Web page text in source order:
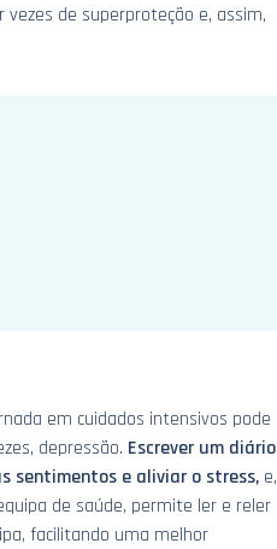
de superproteção e, assim,
em cuidados intensivos pode
depressão. Escrever um diário
sentimentos e aliviar o stress,e,
de saúde, permite ler e reler
facilitando uma melhor